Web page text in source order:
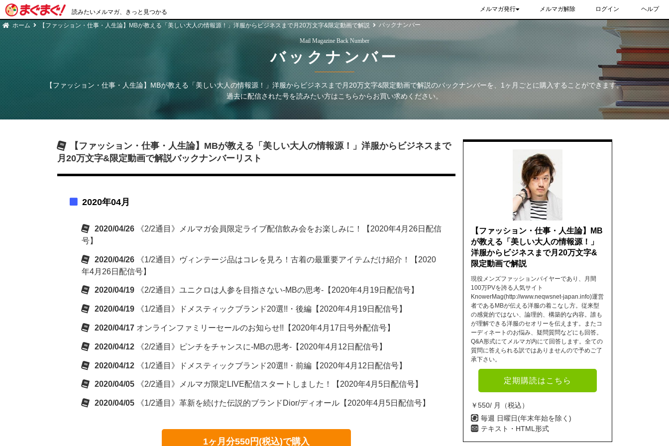
読みたいメルマガ、きっと見つかる メルマガ発行 メルマガ解除 ログイン ヘルプ
ホーム 【ファッション・仕事・人生論】MBが教える「美しい大人の情報源！」洋服からビジネスまで月20万文字&限定動画で解説 バックナンバー
Mail Magazine Back Number
バックナンバー
【ファッション・仕事・人生論】MBが教える「美しい大人の情報源！」洋服からビジネスまで月20万文字&限定動画で解説のバックナンバーを、1ヶ月ごとに購入することができます。
過去に配信された号を読みたい方はこちらからお買い求めください。
【ファッション・仕事・人生論】MBが教える「美しい大人の情報源！」洋服からビジネスまで
月20万文字&限定動画で解説バックナンバーリスト
2020年04月
2020/04/26
《2/2通目》メルマガ会員限定ライブ配信飲み会をお楽しみに！【2020年4月26日配信
号】
2020/04/26
《1/2通目》ヴィンテージ品はコレを見ろ！古着の最重要アイテムだけ紹介！【2020
年4月26日配信号】
2020/04/19 《2/2通目》ユニクロは人参を目指さない-MBの思考-【2020年4月19日配信号】
2020/04/19 《1/2通目》ドメスティックブランド20選!!・後編【2020年4月19日配信号】
2020/04/17 オンラインファミリーセールのお知らせ!!【2020年4月17日号外配信号】
2020/04/12 《2/2通目》ピンチをチャンスに-MBの思考-【2020年4月12日配信号】
2020/04/12 《1/2通目》ドメスティックブランド20選!!・前編【2020年4月12日配信号】
2020/04/05 《2/2通目》メルマガ限定LIVE配信スタートしました！【2020年4月5日配信号】
2020/04/05 《1/2通目》革新を続けた伝説的ブランドDior/ディオール【2020年4月5日配信号】
1ヶ月分550円(税込)で購入
【ファッション・仕事・人生論】MB
が教える「美しい大人の情報源！」
洋服からビジネスまで月20万文字&
限定動画で解説
現役メンズファッションバイヤーであり、月間
100万PVを誇る人気サイト
KnowerMag(http://www.neqwsnet-japan.info)運営
者であるMBが伝える洋服の着こなし方。従来型
の感覚的ではない、論理的、構築的な内容。誰も
が理解できる洋服のセオリーを伝えます。またコ
ーディネートのお悩み、疑問質問などにも回答。
Q&A形式にてメルマガ内にて回答します。全ての
質問に答えられる訳ではありませんので予めご了
承下さい。
定期購読はこちら
￥550/ 月（税込）
毎週 日曜日(年末年始を除く)
テキスト・HTML形式